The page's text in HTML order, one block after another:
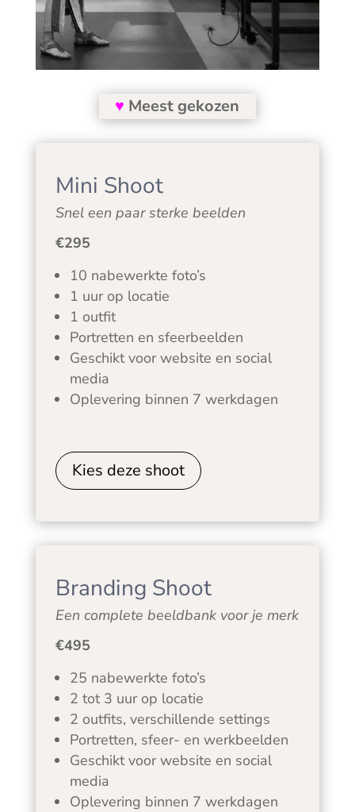
♥ Meest gekozen
Mini Shoot
Snel een paar sterke beelden
€295
10 nabewerkte foto’s
1 uur op locatie
1 outfit
Portretten en sfeerbeelden
Geschikt voor website en social
media
Oplevering binnen 7 werkdagen
Kies deze shoot
Branding Shoot
Een complete beeldbank voor je merk
€495
25 nabewerkte foto’s
2 tot 3 uur op locatie
2 outfits, verschillende settings
Portretten, sfeer- en werkbeelden
Geschikt voor website en social
media
Oplevering binnen 7 werkdagen